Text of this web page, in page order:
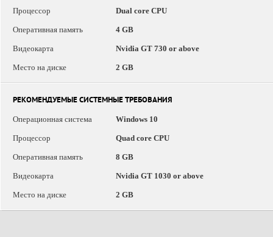
Процессор Dual core CPU
Оперативная память 4 GB
Видеокарта Nvidia GT 730 or above
Место на диске 2 GB
РЕКОМЕНДУЕМЫЕ СИСТЕМНЫЕ ТРЕБОВАНИЯ
Операционная система
Windows 10
Процессор Quad core CPU
Оперативная память 8 GB
Видеокарта Nvidia GT 1030 or above
Место на диске 2 GB